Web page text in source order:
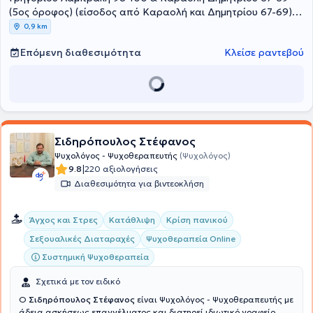
(5ος όροφος) (είσοδος από Καραολή και Δημητρίου 67-69),
Πειραιάς, ΑΤΤΙΚΗ
0,9 km
Επόμενη διαθεσιμότητα Κλείσε ραντεβού
Σιδηρόπουλος Στέφανος
Ψυχολόγος - Ψυχοθεραπευτής (Ψυχολόγος)
9.8|220 αξιολογήσεις
Διαθεσιμότητα για βιντεοκλήση
Άγχος και Στρες Κατάθλιψη
Κρίση πανικού
Σεξουαλικές Διαταραχές
Ψυχοθεραπεία Online
Συστημική Ψυχοθεραπεία
Σχετικά με τον ειδικό
Ο Σιδηρόπουλος Στέφανος είναι Ψυχολόγος - Ψυχοθεραπευτής με